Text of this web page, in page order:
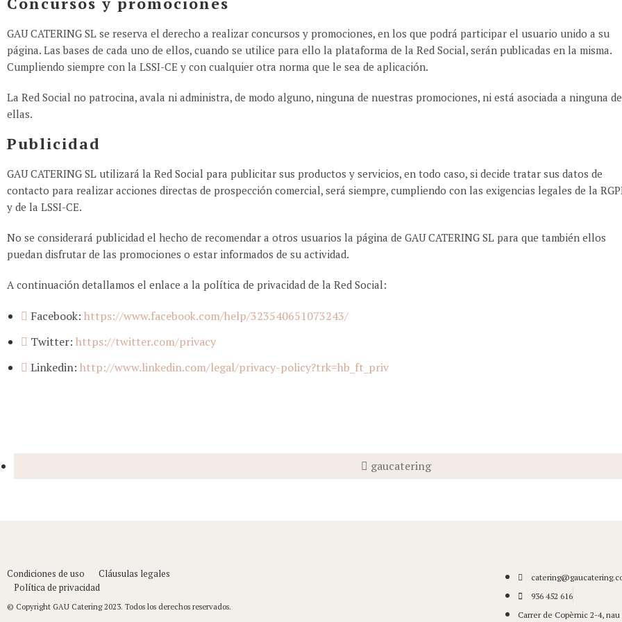
GAU CATERING SL se reserva el derecho a realizar concursos y promociones, en los que podrá participar el usuario unido a su
página. Las bases de cada uno de ellos, cuando se utilice para ello la plataforma de la Red Social, serán publicadas en la misma.
Cumpliendo siempre con la LSSI-CE y con cualquier otra norma que le sea de aplicación.
La Red Social no patrocina, avala ni administra, de modo alguno, ninguna de nuestras promociones, ni está asociada a ninguna de
ellas.
Publicidad
GAU CATERING SL utilizará la Red Social para publicitar sus productos y servicios, en todo caso, si decide tratar sus datos de
contacto para realizar acciones directas de prospección comercial, será siempre, cumpliendo con las exigencias legales de la
y de la LSSI-CE.
No se considerará publicidad el hecho de recomendar a otros usuarios la página de GAU CATERING SL para que también ellos
puedan disfrutar de las promociones o estar informados de su actividad.
A continuación detallamos el enlace a la política de privacidad de la Red Social:
Facebook: https://www.facebook.com/help/323540651073243/
Twitter: https://twitter.com/privacy
Linkedin: http://www.linkedin.com/legal/privacy-policy?trk=hb_ft_priv
gaucatering
Condiciones de uso
Cláusulas legales
Política de privacidad
© Copyright GAU Catering 2023. Todos los derechos reservados.
936 452 616
Carrer de Copèrnic 2-4, nau